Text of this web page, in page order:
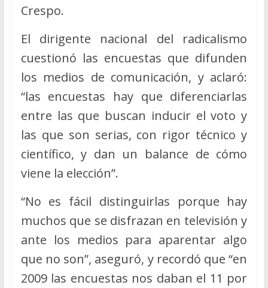
Crespo.
El dirigente nacional del radicalismo
cuestionó las encuestas que difunden
los medios de comunicación, y aclaró:
“las encuestas hay que diferenciarlas
entre las que buscan inducir el voto y
las que son serias, con rigor técnico y
científico, y dan un balance de cómo
viene la elección”.
“No es fácil distinguirlas porque hay
muchos que se disfrazan en televisión y
ante los medios para aparentar algo
que no son”, aseguró, y recordó que “en
2009 las encuestas nos daban el 11 por